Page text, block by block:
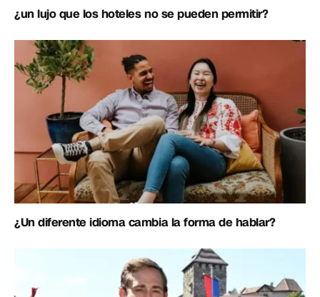
¿un lujo que los hoteles no se pueden permitir?
¿Un diferente idioma cambia la forma de hablar?